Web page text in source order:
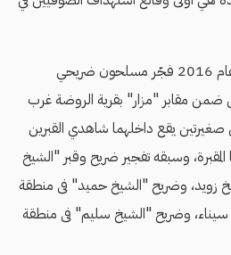
وفي نوفمبر/تشرين الثاني من عام 2016 فجّر مسلحون ضريحي
مقابر "مزار" بقرية الروضة غرب
يقع داخلهما شاهدي القبرين
وسبقه تفجير ضريح وقبر "الشيخ
زويد، وضريح "الشيخ حميد" فى منطقة
سيناء، وضريح "الشيخ سليم" فى منطقة